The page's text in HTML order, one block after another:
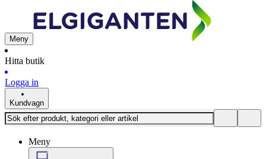
Meny
Hitta butik
Logga in
Kundvagn
Meny